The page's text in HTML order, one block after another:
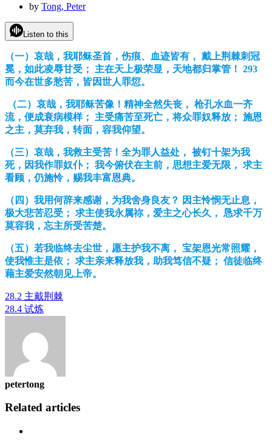
by Tong, Peter
Listen to this
（一）哀哉，我耶稣圣首，伤痕、血迹皆有， 戴上荆棘刺冠
冕，如此凌辱甘受； 主在天上极荣显，天地都归掌管！ 293
而今在世多愁苦，皆因世人罪愆。
（二）哀哉，我耶稣苦像！精神全然失丧 ， 枪孔水血一齐
流，便成衰病模样； 主受痛苦至死亡，将众罪奴释放； 施恩
之主，莫弃我， 转面，容我仰望。
（三）哀哉，我救主受苦！全为罪人益处 ， 被钉十架为我
死，因我作罪奴仆； 我今俯伏在主前，思想主爱无限， 求主
看顾 ，仍施怜， 赐我丰富恩典。
（四）我用何辞来感谢 ， 为我舍身良友？ 因主怜悯无止息，
极大悲苦忍受； 求主使我永属祢， 爱主之心长久， 恳求千万
莫容我，忘主所受苦楚。
（五）若我临终去尘世，愿主护我不离， 宝架恩光常照耀，
使我惟主是依； 求主亲来释放我，助我笃信不疑； 信徒临终
藉主爱安然朝 见上帝。
28.2 主戴荆棘
28.4 试炼
petertong
Related articles